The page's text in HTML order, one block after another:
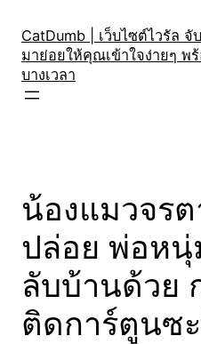
content
CatDumb | เว็บไซต์ไวรัล
มาย่อยให้คุณเข้าใจง่ายๆ พ
บางเวลา
น้องแมวจร
ปล่อย พ่อหนุ่
ลับบ้านด้วย
ติดการ์ตูนซ